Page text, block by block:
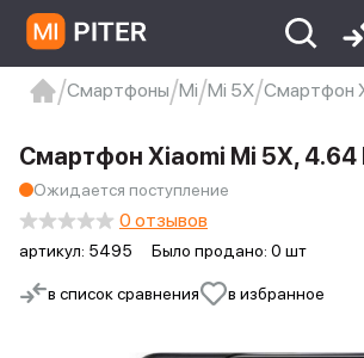
Xiaomi 9 про
xiaomi redmi 12c
Смартфоны Mi Mi 5X Смартфон
в список сравнения в избранное
Смартфон Xiaomi Mi 5X, 4.64
Ожидается поступление
артикул: 5495 Было продано: 0 шт
0 отзывов